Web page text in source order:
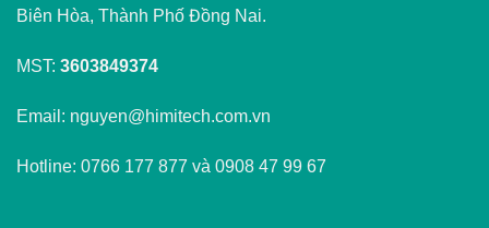
Biên Hòa, Thành Phố Đồng Nai.
MST: 3603849374
Email: nguyen@himitech.com.vn
Hotline: 0766 177 877 và 0908 47 99 67